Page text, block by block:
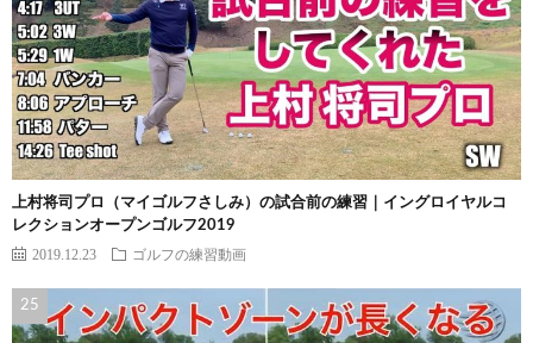
上村将司プロ（マイゴルフさしみ）の試合前の練習｜イングロイヤルコ
レクションオープンゴルフ2019
2019.12.23 ゴルフの練習動画